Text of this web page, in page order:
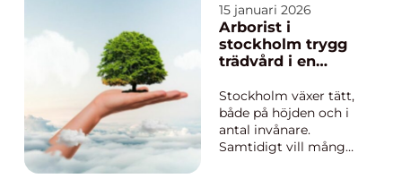
15 januari 2026
Arborist i
stockholm trygg
trädvård i en
Stockholm växer tätt,
både på höjden och i
antal invånare.
Samtidigt vill många